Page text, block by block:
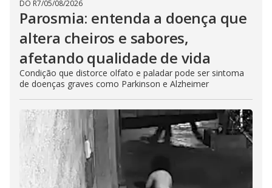
DO R7/05/08/2026
Parosmia: entenda a doença que
altera cheiros e sabores,
afetando qualidade de vida
Condição que distorce olfato e paladar pode ser sintoma
de doenças graves como Parkinson e Alzheimer